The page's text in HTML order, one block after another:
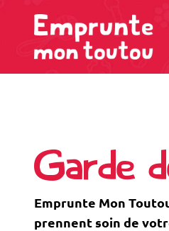
Garde
Emprunte Mon
prennent soin de